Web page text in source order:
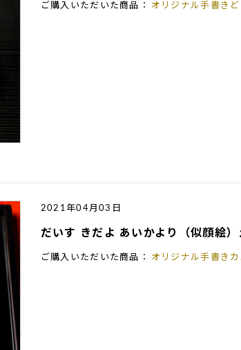
ご購入いただいた商品： オリジナル手書きど
2021年04月03日
だいす きだよ あいかより（似顔絵）
ご購入いただいた商品： オリジナル手書きカ